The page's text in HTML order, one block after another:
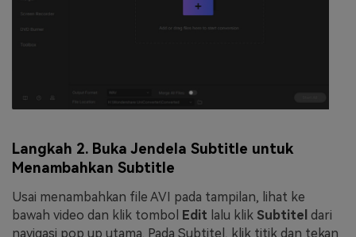
Langkah 2. Buka Jendela Subtitle untuk
Menambahkan Subtitle
Usai menambahkan file AVI pada tampilan, lihat ke
bawah video dan klik tombol
Edit lalu klik Subtitel dari
navigasi pop up utama. Pada Subtitel, klik titik dan tekan